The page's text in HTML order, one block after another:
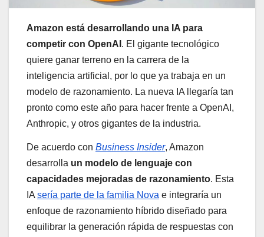
Amazon está desarrollando una IA para
competir con OpenAI . El gigante tecnológico
quiere ganar terreno en la carrera de la
inteligencia artificial, por lo que ya trabaja en un
modelo de razonamiento. La nueva IA llegaría tan
pronto como este año para hacer frente a OpenAI,
Anthropic, y otros gigantes de la industria.
De acuerdo con Business Insider, Amazon
desarrolla un modelo de lenguaje con
capacidades mejoradas de razonamiento. Esta
IA sería parte de la familia Nova e integraría un
enfoque de razonamiento híbrido diseñado para
equilibrar la generación rápida de respuestas con